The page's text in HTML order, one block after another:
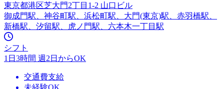
東京都港区芝大門2丁目1-2 山口ビル
御成門駅、神谷町駅、浜松町駅、大門(東京)駅、赤羽橋駅、
新橋駅、汐留駅、虎ノ門駅、六本木一丁目駅
シフト
1日3時間 週2日からOK
交通費支給
未経験OK